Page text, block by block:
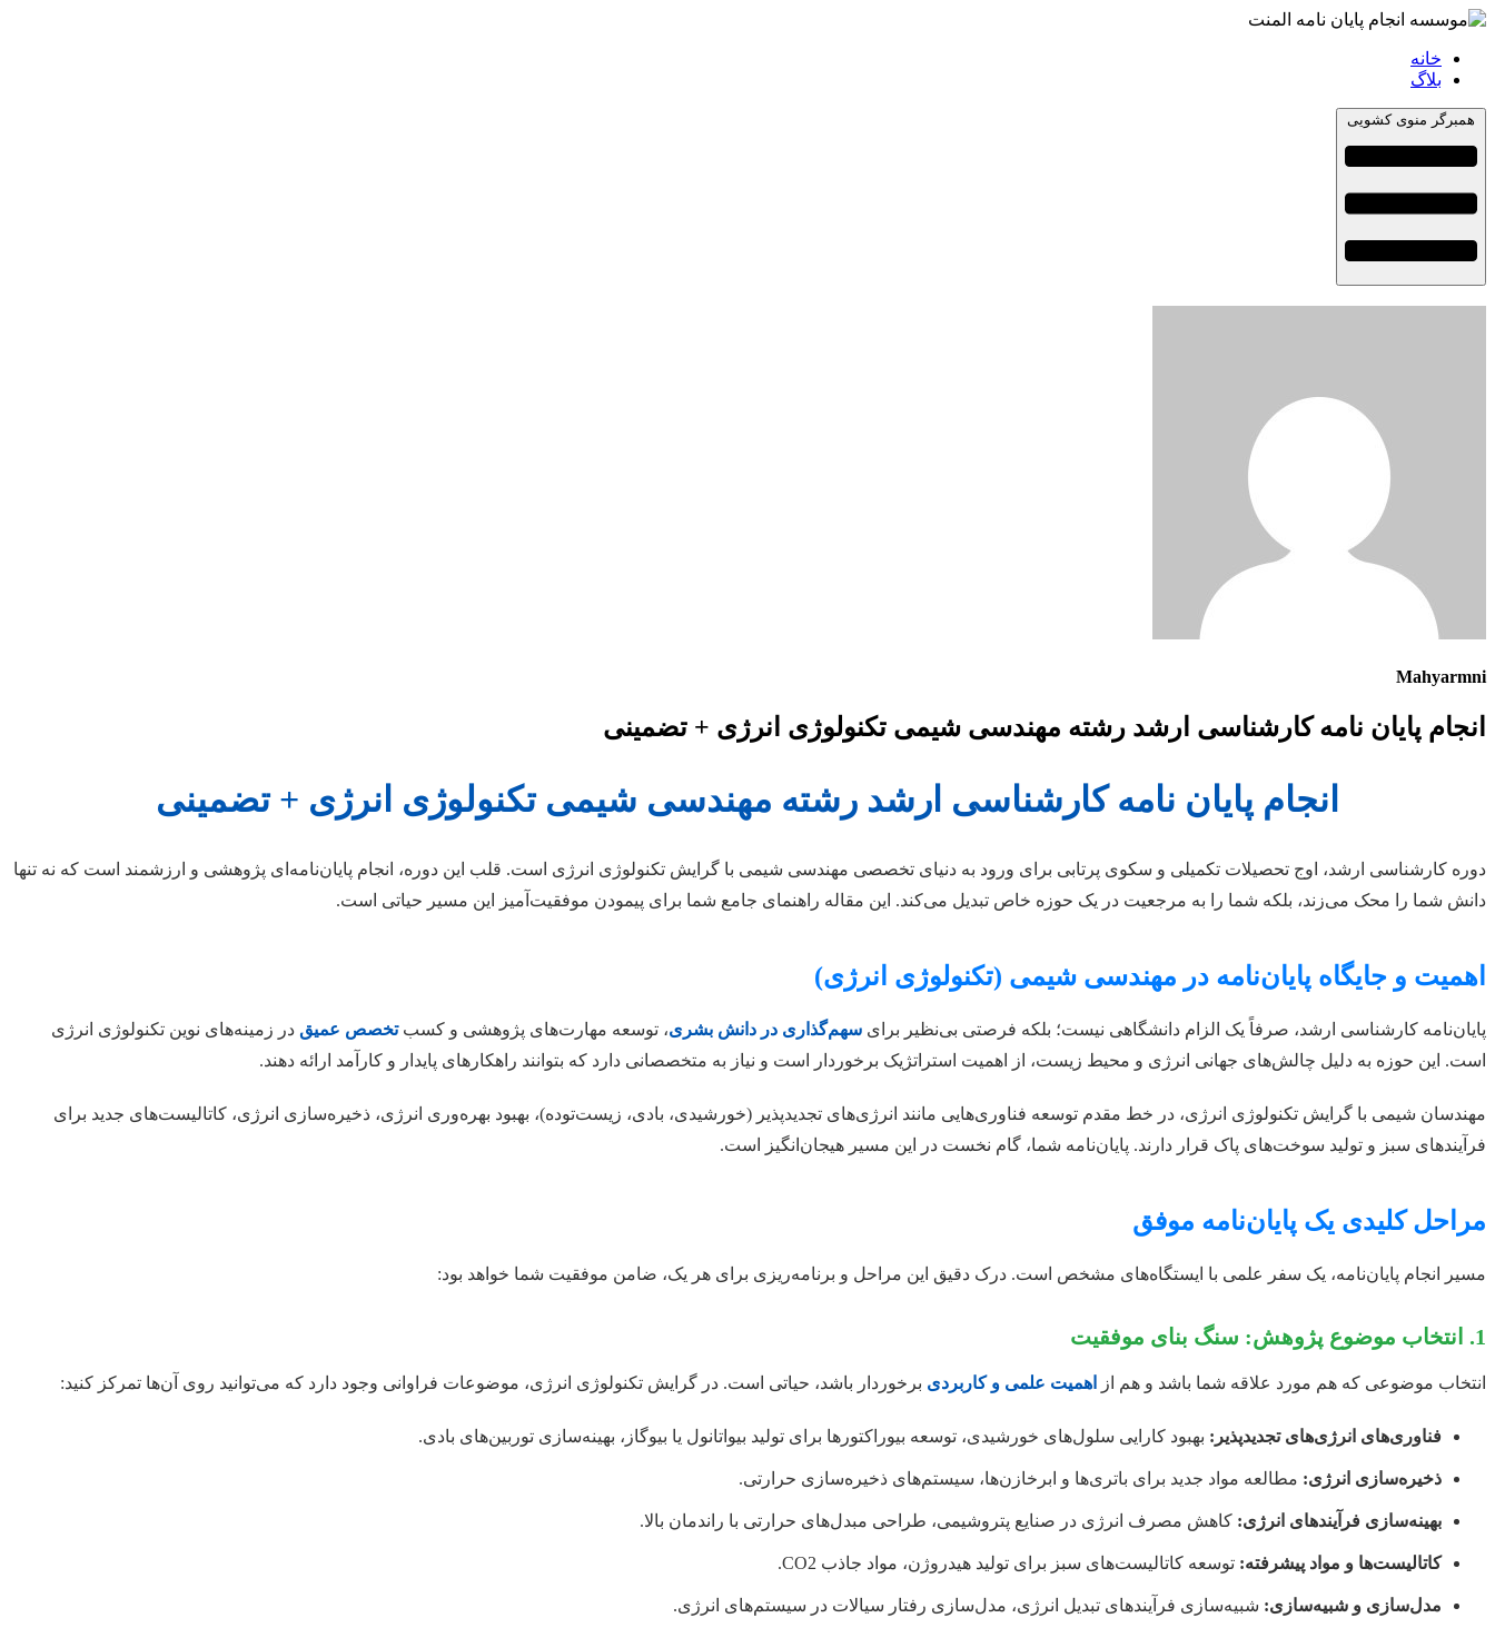
خانه
بلاگ
همبرگر منوی کشویی
Mahyarmni
انجام پایان نامه کارشناسی ارشد رشته مهندسی شیمی تکنولوژی انرژی + تضمینی
انجام پایان نامه کارشناسی ارشد رشته مهندسی شیمی تکنولوژی انرژی + تضمینی
دوره کارشناسی ارشد، اوج تحصیلات تکمیلی و سکوی پرتابی برای ورود به دنیای تخصصی مهندسی شیمی با گرایش تکنولوژی انرژی است. قلب این دوره، انجام پایان‌نامه‌ای پژوهشی و ارزشمند است که نه تنها
دانش شما را محک می‌زند، بلکه شما را به مرجعیت در یک حوزه خاص تبدیل می‌کند. این مقاله راهنمای جامع شما برای پیمودن موفقیت‌آمیز این مسیر حیاتی است.
اهمیت و جایگاه پایان‌نامه در مهندسی شیمی (تکنولوژی انرژی)
پایان‌نامه کارشناسی ارشد، صرفاً یک الزام دانشگاهی نیست؛ بلکه فرصتی بی‌نظیر برای سهم‌گذاری در دانش بشری، توسعه مهارت‌های پژوهشی و کسبتخصص عمیق در زمینه‌های نوین تکنولوژی انرژی
است. این حوزه به دلیل چالش‌های جهانی انرژی و محیط زیست، از اهمیت استراتژیک برخوردار است و نیاز به متخصصانی دارد که بتوانند راهکارهای پایدار و کارآمد ارائه دهند.
مهندسان شیمی با گرایش تکنولوژی انرژی، در خط مقدم توسعه فناوری‌هایی مانند انرژی‌های تجدیدپذیر (خورشیدی، بادی، زیست‌توده)، بهبود بهره‌وری انرژی، ذخیره‌سازی انرژی، کاتالیست‌های جدید برای
فرآیندهای سبز و تولید سوخت‌های پاک قرار دارند. پایان‌نامه شما، گام نخست در این مسیر هیجان‌انگیز است.
مراحل کلیدی یک پایان‌نامه موفق
مسیر انجام پایان‌نامه، یک سفر علمی با ایستگاه‌های مشخص است. درک دقیق این مراحل و برنامه‌ریزی برای هر یک، ضامن موفقیت شما خواهد بود:
1. انتخاب موضوع پژوهش: سنگ بنای موفقیت
انتخاب موضوعی که هم مورد علاقه شما باشد و هم از اهمیت علمی و کاربردی برخوردار باشد، حیاتی است. در گرایش تکنولوژی انرژی، موضوعات فراوانی وجود دارد که می‌توانید روی آن‌ها تمرکز کنید:
فناوری‌های انرژی‌های تجدیدپذیر: بهبود کارایی سلول‌های خورشیدی، توسعه بیوراکتورها برای تولید بیواتانول یا بیوگاز، بهینه‌سازی توربین‌های بادی.
ذخیره‌سازی انرژی: مطالعه مواد جدید برای باتری‌ها و ابرخازن‌ها، سیستم‌های ذخیره‌سازی حرارتی.
بهینه‌سازی فرآیندهای انرژی: کاهش مصرف انرژی در صنایع پتروشیمی، طراحی مبدل‌های حرارتی با راندمان بالا.
کاتالیست‌ها و مواد پیشرفته: توسعه کاتالیست‌های سبز برای تولید هیدروژن، مواد جاذب CO2.
مدل‌سازی و شبیه‌سازی: شبیه‌سازی فرآیندهای تبدیل انرژی، مدل‌سازی رفتار سیالات در سیستم‌های انرژی.